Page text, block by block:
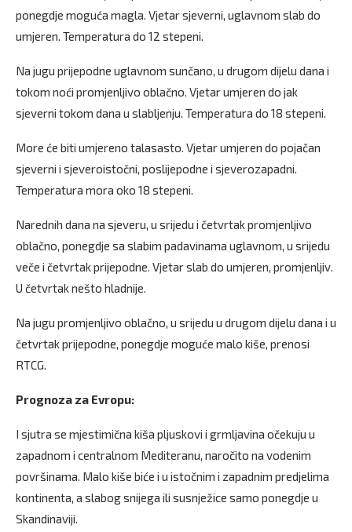
ponegdje moguća magla. Vjetar sjeverni, uglavnom slab do
umjeren. Temperatura do 12 stepeni.
Na jugu prijepodne uglavnom sunčano, u drugom dijelu dana i
tokom noći promjenljivo oblačno. Vjetar umjeren do jak
sjeverni tokom dana u slabljenju. Temperatura do 18 stepeni.
More će biti umjereno talasasto. Vjetar umjeren do pojačan
sjeverni i sjeveroistočni, poslijepodne i sjeverozapadni.
Temperatura mora oko 18 stepeni.
Narednih dana na sjeveru, u srijedu i četvrtak promjenljivo
oblačno, ponegdje sa slabim padavinama uglavnom, u srijedu
veče i četvrtak prijepodne. Vjetar slab do umjeren, promjenljiv.
U četvrtak nešto hladnije.
Na jugu promjenljivo oblačno, u srijedu u drugom dijelu dana i u
četvrtak prijepodne, ponegdje moguće malo kiše, prenosi
RTCG.
Prognoza za Evropu:
I sjutra se mjestimična kiša pljuskovi i grmljavina očekuju u
zapadnom i centralnom Mediteranu, naročito na vodenim
površinama. Malo kiše biće i u istočnim i zapadnim predjelima
kontinenta, a slabog snijega ili susnježice samo ponegdje u
Skandinaviji.